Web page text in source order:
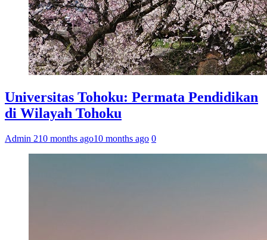
Universitas Tohoku: Permata Pendidikan
di Wilayah Tohoku
Admin 210 months ago10 months ago 0